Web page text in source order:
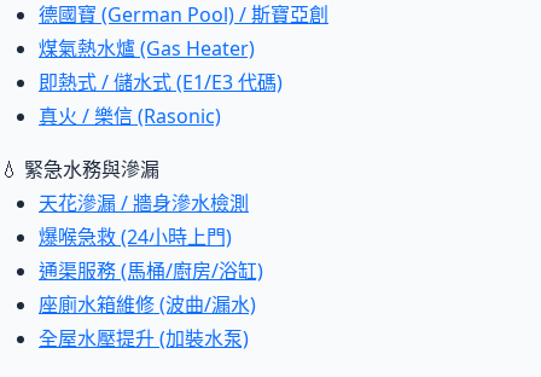
德國寶 (German Pool) / 斯寶亞創
煤氣熱水爐 (Gas Heater)
即熱式 / 儲水式 (E1/E3 代碼)
真火 / 樂信 (Rasonic)
💧 緊急水務與滲漏
天花滲漏 / 牆身滲水檢測
爆喉急救 (24小時上門)
通渠服務 (馬桶/廚房/浴缸)
座廁水箱維修 (波曲/漏水)
全屋水壓提升 (加裝水泵)